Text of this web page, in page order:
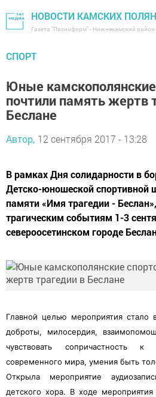
НОВОСТИ КАМСКИХ ПОЛЯН
Газета "Посинформ" - Нижнекамский район
СПОРТ
Юные
почтили память жертв
Беслане
Автор, 12 сентября 2017 - 13:28
В рамках Дня солидарности в
Детско-юношеской спортивной
памяти «Имя трагедии -
трагическим событиям 1-3
североосетинском городе
Главной целью мероприятия стало
доброты, милосердия,
чувствовать сопричастность
современного мира, умения быть
Открыла мероприятие
детского хора. В ходе